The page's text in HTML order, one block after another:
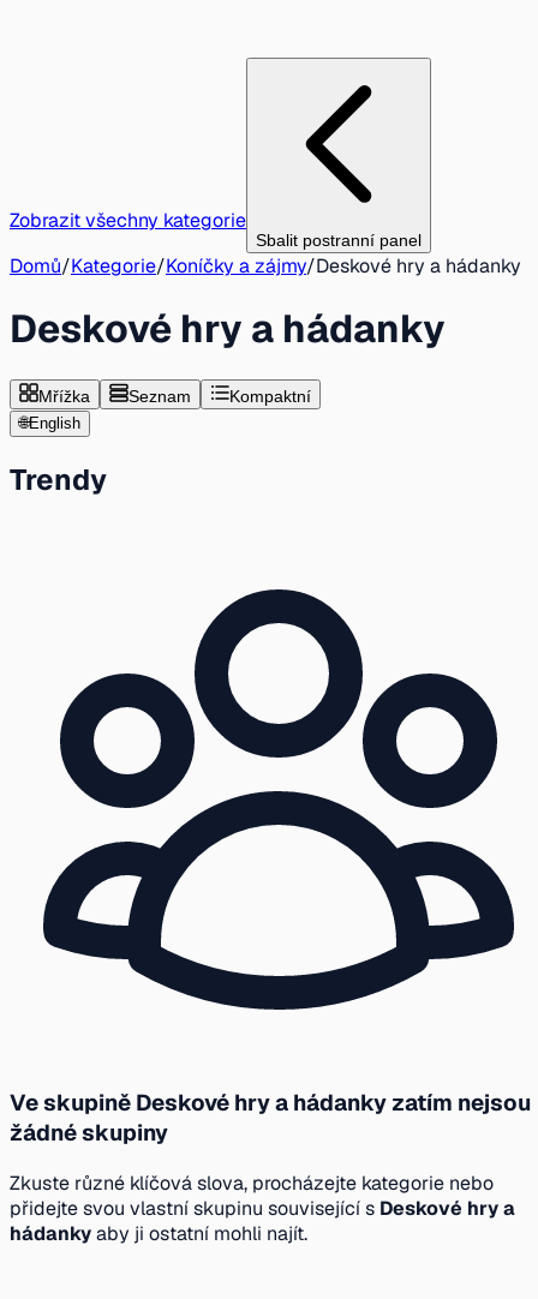
Zobrazit všechny kategorie
Sbalit postranní panel
Domů/Kategorie/Koníčky a zájmy/Deskové hry a hádanky
Deskové hry a hádanky
Mřížka Seznam Kompaktní
🌐English
Trendy
Ve skupině Deskové hry a hádanky zatím nejsou
žádné skupiny
Zkuste různé klíčová slova, procházejte kategorie nebo
přidejte svou vlastní skupinu související s Deskové hry a
hádankyaby ji ostatní mohli najít.